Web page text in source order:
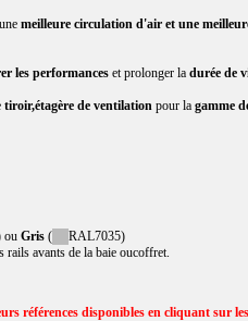
meilleure circulation d'air et une
les performanceset prolonger la durée de
tiroir,étagère de ventilation pour la gamme
ou Gris(
RAL7035)
rails avants de la baie oucoffret.
références disponibles en cliquant sur